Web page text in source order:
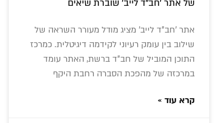
של אתר 'חב"ד לייב' שוברת שיאים
אתר 'חב"ד לייב' מציג מודל מעורר השראה של
שילוב בין עומק רעיוני לקידמה דיגיטלית. כמרכז
התוכן המוביל של חב"ד ברשת, האתר עומד
במרכזה של מהפכת הסברה רחבת היקף
קרא עוד »